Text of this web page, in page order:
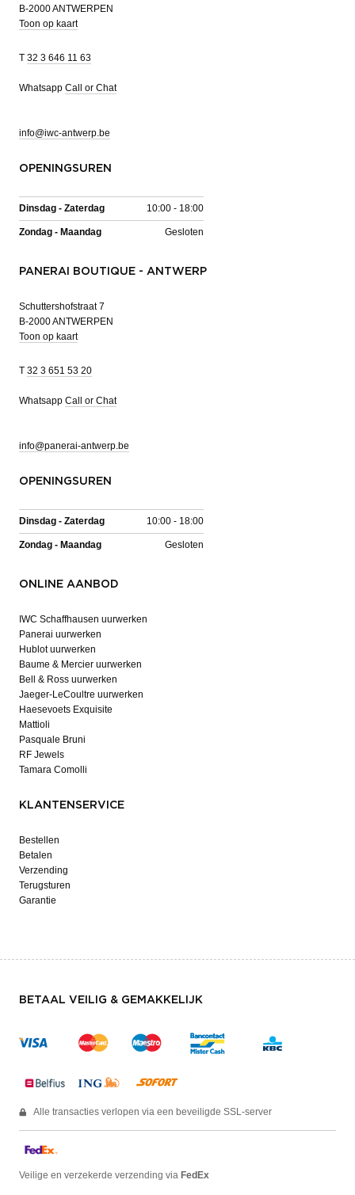
B-2000 ANTWERPEN
Toon op kaart
T 32 3 646 11 63
Whatsapp Call or Chat
info@iwc-antwerp.be
OPENINGSUREN
Dinsdag - Zaterdag 10:00 - 18:00
Zondag - Maandag Gesloten
PANERAI BOUTIQUE - ANTWERP
Schuttershofstraat 7
B-2000 ANTWERPEN
Toon op kaart
T 32 3 651 53 20
Whatsapp Call or Chat
info@panerai-antwerp.be
OPENINGSUREN
Dinsdag - Zaterdag 10:00 - 18:00
Zondag - Maandag Gesloten
ONLINE AANBOD
IWC Schaffhausen uurwerken
Panerai uurwerken
Hublot uurwerken
Baume & Mercier uurwerken
Bell & Ross uurwerken
Jaeger-LeCoultre uurwerken
Haesevoets Exquisite
Mattioli
Pasquale Bruni
RF Jewels
Tamara Comolli
KLANTENSERVICE
Bestellen
Betalen
Verzending
Terugsturen
Garantie
BETAAL VEILIG & GEMAKKELIJK
Alle transacties verlopen via een beveiligde SSL-server
Veilige en verzekerde verzending via FedEx